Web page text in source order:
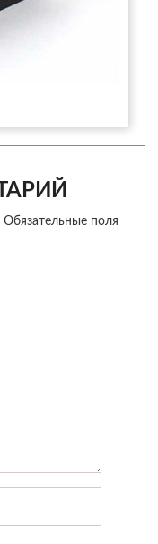
Обязательные поля